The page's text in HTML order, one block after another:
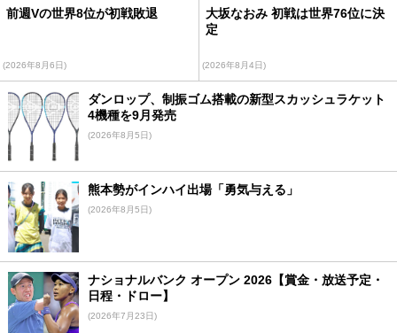
前週Vの世界8位が初戦敗退
(2026年8月6日)
大坂なおみ 初戦は世界76位に決
定
(2026年8月4日)
ダンロップ、制振ゴム搭載の新型スカッシュラケット
4機種を9月発売
(2026年8月5日)
熊本勢がインハイ出場「勇気与える」
(2026年8月5日)
ナショナルバンク オープン 2026【賞金・放送予定・
日程・ドロー】
(2026年7月23日)